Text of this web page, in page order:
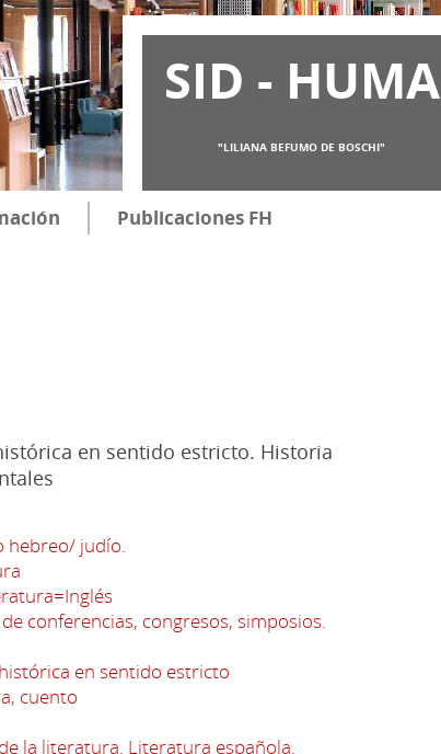
SID - HUMA
"LILIANA BEFUMO DE BOSCHI"
Publicaciones FH
en sentido estricto. Historia
hebreo/ judío.
conferencias, congresos, simposios.
en sentido estricto
cuento
la literatura. Literatura española.